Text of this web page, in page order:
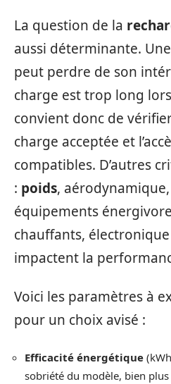
La question de la
aussi déterminante.
peut perdre de son
charge est trop long
convient donc de
charge acceptée et
compatibles. D’autres
: poids,
équipements
chauffants,
impactent la
Voici les paramètres à
pour un choix avisé :
Efficacité énergétique
sobriété du modèle, bien